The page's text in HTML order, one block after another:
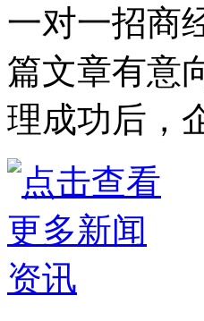
一对一招商
篇文章有意
理成功后，